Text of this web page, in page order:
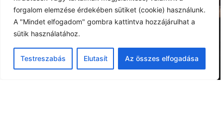
forgalom elemzése érdekében sütiket (cookie) használunk.
A "Mindet elfogadom" gombra kattintva hozzájárulhat a
sütik használatához.
Testreszabás Elutasít Az összes elfogadása